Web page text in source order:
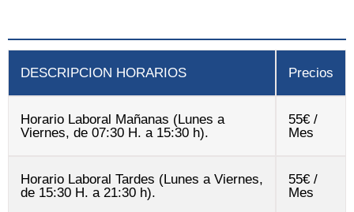
DESCRIPCION HORARIOS Precios
Horario Laboral Mañanas (Lunes a
Viernes, de 07:30 H. a 15:30 h).
55€ /
Mes
Horario Laboral Tardes (Lunes a Viernes,
de 15:30 H. a 21:30 h).
55€ /
Mes